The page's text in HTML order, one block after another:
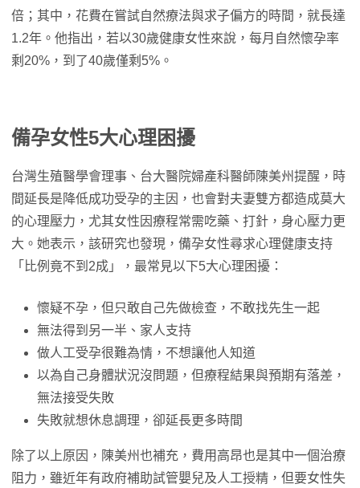
倍；其中，花費在嘗試自然療法與求子偏方的時間，就長達
1.2年。他指出，若以30歲健康女性來說，每月自然懷孕率
剩20%，到了40歲僅剩5%。
備孕女性5大心理困擾
台灣生殖醫學會理事、台大醫院婦產科醫師陳美州提醒，時
間延長是降低成功受孕的主因，也會對夫妻雙方都造成莫大
的心理壓力，尤其女性因療程常需吃藥、打針，身心壓力更
大。她表示，該研究也發現，備孕女性尋求心理健康支持
「比例竟不到2成」，最常見以下5大心理困擾：
懷疑不孕，但只敢自己先做檢查，不敢找先生一起
無法得到另一半、家人支持
做人工受孕很難為情，不想讓他人知道
以為自己身體狀況沒問題，但療程結果與預期有落差，
無法接受失敗
失敗就想休息調理，卻延長更多時間
除了以上原因，陳美州也補充，費用高昂也是其中一個治療
阻力，雖近年有政府補助試管嬰兒及人工授精，但要女性失